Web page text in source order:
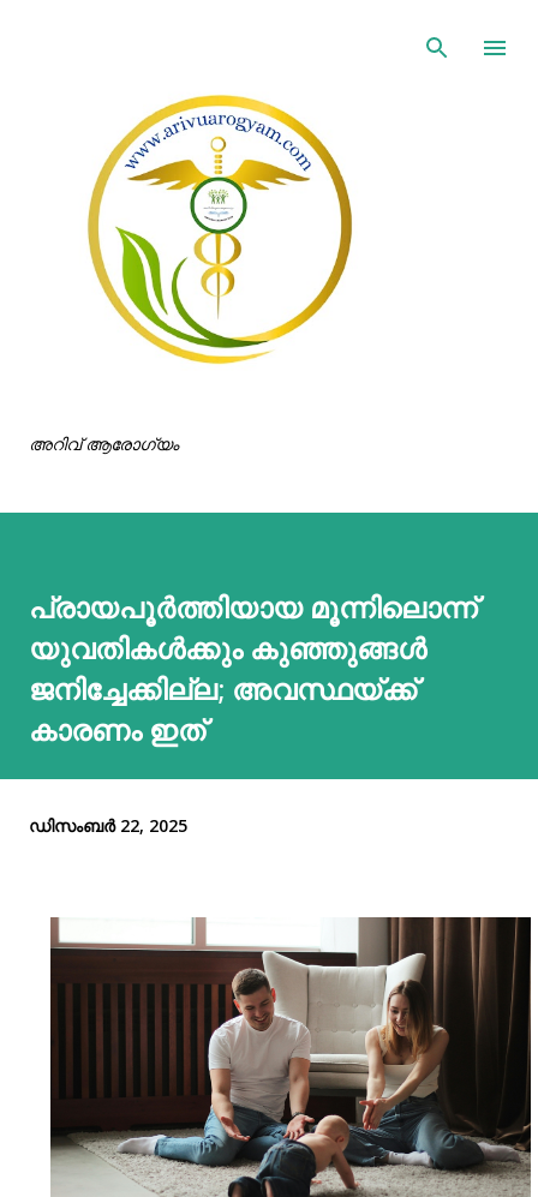
അറിവ് ആരോഗ്യം
പ്രായപൂര്‍ത്തിയായ മൂന്നിലൊന്ന്
യുവതികള്‍ക്കും കുഞ്ഞുങ്ങള്‍
ജനിച്ചേക്കില്ല; അവസ്ഥയ്ക്ക്
കാരണം ഇത്
ഡിസംബർ 22, 2025